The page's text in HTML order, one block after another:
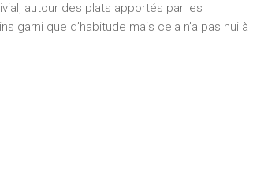
autour des plats apportés par les
garni que d’habitude mais cela n’a pas nui à